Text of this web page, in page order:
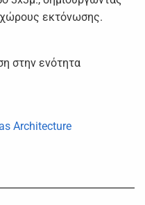
χώρους εκτόνωσης.
στην ενότητα
Architecture